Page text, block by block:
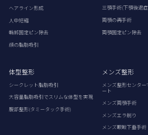
ヘアライン形成
人中短縮
輪郭固定ピン除去
顔の脂肪吸引
三顎手術(下顎後退
両顎の再手術
両顎固定ピン除去
体型整形
シークレット脂肪吸引
大容量脂肪吸引でスリムな体型を実現
腹部整形(タミータック手術)
メンズ整形
メンズ整形センタ
ート
メンズ両顎手術
メンズエラ削り
メンズ眼瞼下垂手術